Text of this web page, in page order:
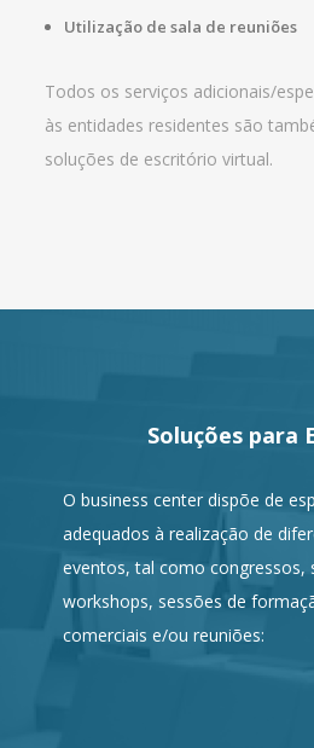
Utilização de sala de reuniões
Todos os serviços adicionais/
às entidades residentes são
soluções de escritório virtual.
Soluções para
O business center dispõe de
adequados à realização de
eventos, tal como congressos,
workshops, sessões de
comerciais e/ou reuniões: